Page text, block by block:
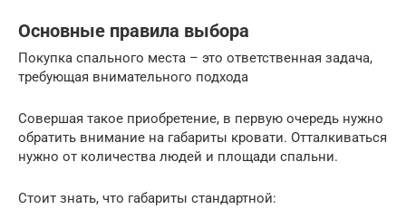
Основные правила выбора
Покупка спального места – это ответственная задача,
требующая внимательного подхода
Совершая такое приобретение, в первую очередь нужно
обратить внимание на габариты кровати. Отталкиваться
нужно от количества людей и площади спальни.
Стоит знать, что габариты стандартной: